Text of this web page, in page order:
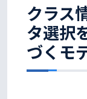
クラス
タ選択
づくモ